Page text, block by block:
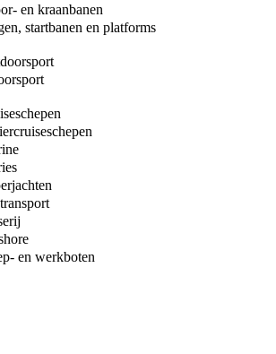
en kraanbanen
startbanen en platforms
en werkboten